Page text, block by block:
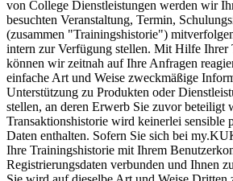
von College Dienstleistungen werden wir
besuchten Veranstaltung, Termin,
(zusammen "Trainingshistorie")
intern zur Verfügung stellen. Mit Hilfe Ihrer
können wir zeitnah auf Ihre Anfragen
einfache Art und Weise zweckmäßige
Unterstützung zu Produkten oder
stellen, an deren Erwerb Sie zuvor beteiligt
Transaktionshistorie wird keinerlei sensible
Daten enthalten. Sofern Sie sich bei
Ihre Trainingshistorie mit Ihrem
Registrierungsdaten verbunden und Ihnen